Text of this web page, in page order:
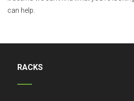
can help.
RACKS